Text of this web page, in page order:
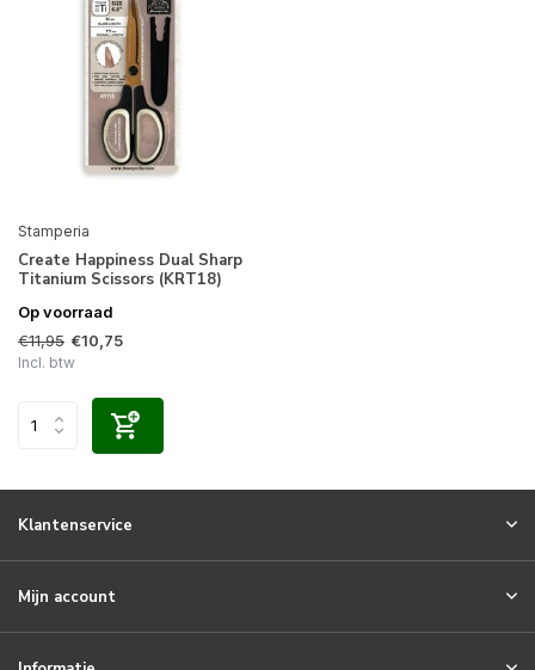
Stamperia
Create Happiness Dual Sharp
Titanium Scissors (KRT18)
Op voorraad
€11,95 €10,75
Incl. btw
Klantenservice
Mijn account